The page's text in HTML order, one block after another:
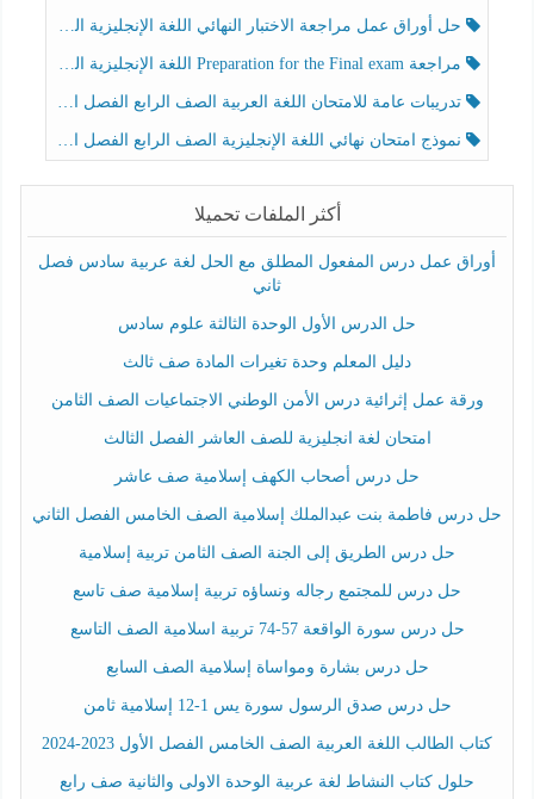
حل أوراق عمل مراجعة الاختبار النهائي اللغة الإنجليزية الصف الرابع الفصل الثالث
مراجعة Preparation for the Final exam اللغة الإنجليزية الصف الرابع الفصل الثالث
تدريبات عامة للامتحان اللغة العربية الصف الرابع الفصل الثالث
نموذج امتحان نهائي اللغة الإنجليزية الصف الرابع الفصل الثالث
أكثر الملفات تحميلا
أوراق عمل درس المفعول المطلق مع الحل لغة عربية سادس فصل
ثاني
حل الدرس الأول الوحدة الثالثة علوم سادس
دليل المعلم وحدة تغيرات المادة صف ثالث
ورقة عمل إثرائية درس الأمن الوطني الاجتماعيات الصف الثامن
امتحان لغة انجليزية للصف العاشر الفصل الثالث
حل درس أصحاب الكهف إسلامية صف عاشر
حل درس فاطمة بنت عبدالملك إسلامية الصف الخامس الفصل الثاني
حل درس الطريق إلى الجنة الصف الثامن تربية إسلامية
حل درس للمجتمع رجاله ونساؤه تربية إسلامية صف تاسع
حل درس سورة الواقعة 57-74 تربية اسلامية الصف التاسع
حل درس بشارة ومواساة إسلامية الصف السابع
حل درس صدق الرسول سورة يس 1-12 إسلامية ثامن
كتاب الطالب اللغة العربية الصف الخامس الفصل الأول 2023-2024
حلول كتاب النشاط لغة عربية الوحدة الاولى والثانية صف رابع